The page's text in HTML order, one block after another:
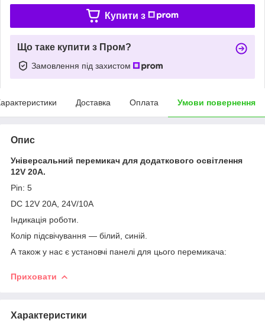
Купити з
Що таке купити з Пром?
Замовлення під захистом
Доставка Оплата Умови повернення
Опис
Універсальний перемикач для додаткового освітлення
12V 20A.
Pin: 5
DC 12V 20A, 24V/10A
Індикація роботи.
Колір підсвічування — білий, синій.
А також у нас є установчі панелі для цього перемикача:
Приховати
Характеристики